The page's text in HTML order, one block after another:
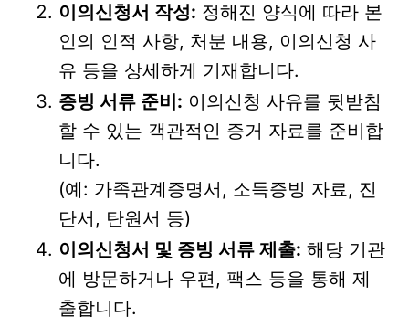
이의신청서 작성: 정해진 양식에 따라 본
인의 인적 사항, 처분 내용, 이의신청 사
유 등을 상세하게 기재합니다.
증빙 서류 준비: 이의신청 사유를 뒷받침
할 수 있는 객관적인 증거 자료를 준비합
니다.
(예: 가족관계증명서, 소득증빙 자료, 진
단서, 탄원서 등)
이의신청서 및 증빙 서류 제출: 해당 기관
에 방문하거나 우편, 팩스 등을 통해 제
출합니다.